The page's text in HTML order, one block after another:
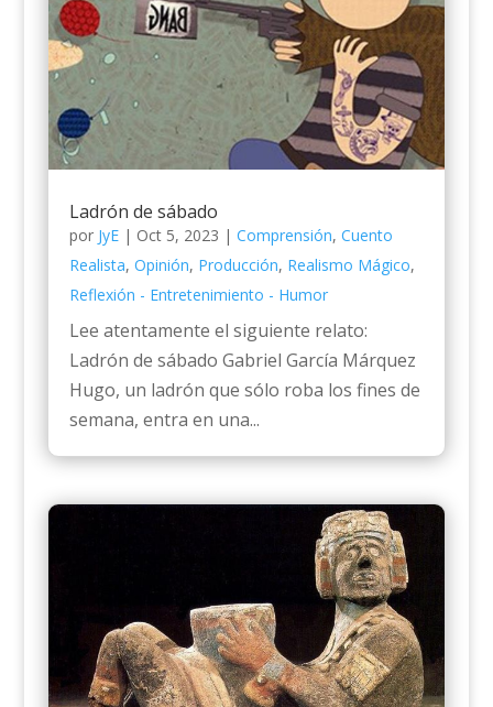
Ladrón de sábado
por JyE| Oct 5, 2023 | Comprensión, Cuento
Realista, Opinión, Producción, Realismo Mágico,
Reflexión - Entretenimiento - Humor
Lee atentamente el siguiente relato:
Ladrón de sábado Gabriel García Márquez
Hugo, un ladrón que sólo roba los fines de
semana, entra en una...